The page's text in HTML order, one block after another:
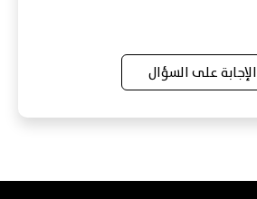
الإجابة على السؤال